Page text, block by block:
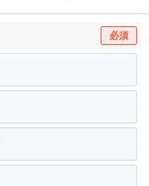
必須